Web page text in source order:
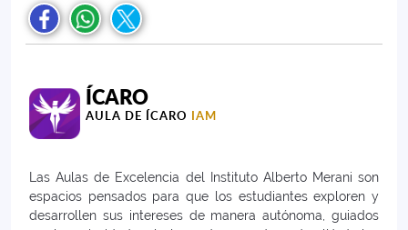
ÍCARO
AULA DE ÍCARO IAM
Las Aulas de Excelencia del Instituto Alberto Merani son
espacios pensados para que los estudiantes exploren y
desarrollen sus intereses de manera autónoma, guiados